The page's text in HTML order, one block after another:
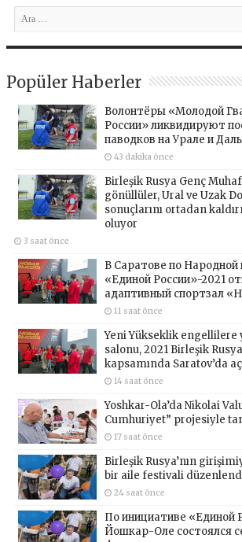
Popüler Haberler
Волонтёры «Молодой
России» ликвидируют
паводков на Урале и
43 dakika önce
Birleşik Rusya Genç
gönüllüler, Ural ve Uzak
sonuçlarını ortadan
oluyor
3 saat önce
В Саратове по Народной
«Единой России»-2021
адаптивный спортзал
11 saat önce
Yeni Yükseklik engellilere
salonu, 2021 Birleşik
kapsamında Saratov’da
14 saat önce
Yoshkar-Ola’da Nikolai
Cumhuriyet” projesiyle
17 saat önce
Birleşik Rusya’nın
bir aile festivali
24 saat önce
По инициативе «Единой
Йошкар-Оле состоялся